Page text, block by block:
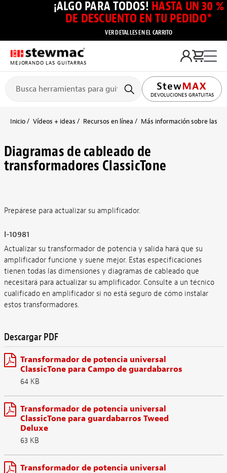
¡ALGO PARA TODOS! HASTA UN 30 %
DE DESCUENTO EN TU PEDIDO*
VER DETALLES EN EL CARRITO
MEJORANDO LAS GUITARRAS
DEVOLUCIONES GRATUITAS
Inicio Vídeos + ideas Recursos en línea Más información sobre las
Diagramas de cableado de
transformadores ClassicTone
Prepárese para actualizar su amplificador.
I-10981
Actualizar su transformador de potencia y salida hará que su
amplificador funcione y suene mejor. Estas especificaciones
tienen todas las dimensiones y diagramas de cableado que
necesitará para actualizar su amplificador. Consulte a un técnico
cualificado en amplificador si no está seguro de cómo instalar
estos transformadores.
Descargar PDF
Transformador de potencia universal
ClassicTone para Campo de guardabarros
64 KB
Transformador de potencia universal
ClassicTone para guardabarros Tweed
Deluxe
63 KB
Transformador de potencia universal